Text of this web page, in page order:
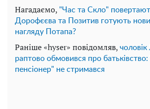
Нагадаємо, "Час та Скло"
Дорофєєва та Позитив готують
нагляду Потапа?
Раніше «hyser» повідомляв, чоловік
раптово обмовився про батьківство:
пенсіонер" не стримався